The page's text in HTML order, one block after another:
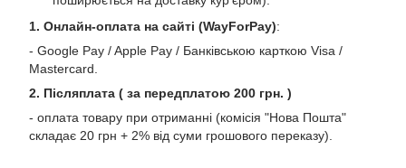
1. Онлайн-оплата на сайті (WayForPay):
- Google Pay / Apple Pay / Банківською карткою Visa /
Mastercard.
2. Післяплата ( за передплатою 200 грн. )
- оплата товару при отриманні (комісія "Нова Пошта"
складає 20 грн + 2% від суми грошового переказу).